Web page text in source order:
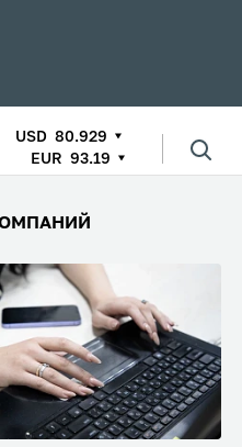
USD 80.929
EUR 93.19